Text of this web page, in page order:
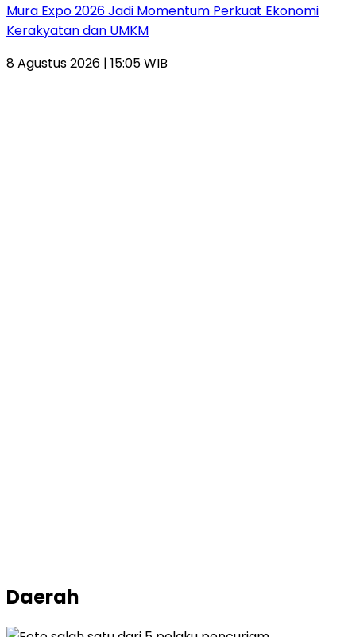
Mura Expo 2026 Jadi Momentum Perkuat Ekonomi
Kerakyatan dan UMKM
8 Agustus 2026 | 15:05 WIB
Daerah